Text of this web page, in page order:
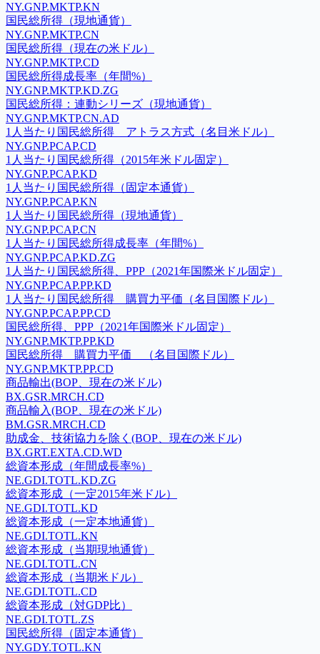
NY.GNP.MKTP.KN
国民総所得（現地通貨）
NY.GNP.MKTP.CN
国民総所得（現在の米ドル）
NY.GNP.MKTP.CD
国民総所得成長率（年間%）
NY.GNP.MKTP.KD.ZG
国民総所得：連動シリーズ（現地通貨）
NY.GNP.MKTP.CN.AD
1人当たり国民総所得 アトラス方式（名目米ドル）
NY.GNP.PCAP.CD
1人当たり国民総所得（2015年米ドル固定）
NY.GNP.PCAP.KD
1人当たり国民総所得（固定本通貨）
NY.GNP.PCAP.KN
1人当たり国民総所得（現地通貨）
NY.GNP.PCAP.CN
1人当たり国民総所得成長率（年間%）
NY.GNP.PCAP.KD.ZG
1人当たり国民総所得、PPP（2021年国際米ドル固定）
NY.GNP.PCAP.PP.KD
1人当たり国民総所得 購買力平価（名目国際ドル）
NY.GNP.PCAP.PP.CD
国民総所得、PPP（2021年国際米ドル固定）
NY.GNP.MKTP.PP.KD
国民総所得 購買力平価 （名目国際ドル）
NY.GNP.MKTP.PP.CD
商品輸出(BOP、現在の米ドル)
BX.GSR.MRCH.CD
商品輸入(BOP、現在の米ドル)
BM.GSR.MRCH.CD
助成金、技術協力を除く(BOP、現在の米ドル)
BX.GRT.EXTA.CD.WD
総資本形成（年間成長率%）
NE.GDI.TOTL.KD.ZG
総資本形成（一定2015年米ドル）
NE.GDI.TOTL.KD
総資本形成（一定本地通貨）
NE.GDI.TOTL.KN
総資本形成（当期現地通貨）
NE.GDI.TOTL.CN
総資本形成（当期米ドル）
NE.GDI.TOTL.CD
総資本形成（対GDP比）
NE.GDI.TOTL.ZS
国民総所得（固定本通貨）
NY.GDY.TOTL.KN